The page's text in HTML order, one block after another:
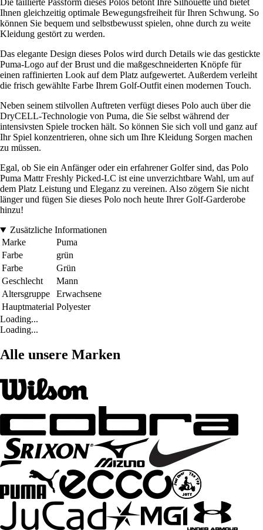
Die taillierte Passform dieses Polos betont Ihre Silhouette und bietet
Ihnen gleichzeitig optimale Bewegungsfreiheit für Ihren Schwung. So
können Sie bequem und selbstbewusst spielen, ohne durch zu weite
Kleidung gestört zu werden.
Das elegante Design dieses Polos wird durch Details wie das gestickte
Puma-Logo auf der Brust und die maßgeschneiderten Knöpfe für
einen raffinierten Look auf dem Platz aufgewertet. Außerdem verleiht
die frisch gewählte Farbe Ihrem Golf-Outfit einen modernen Touch.
Neben seinem stilvollen Auftreten verfügt dieses Polo auch über die
DryCELL-Technologie von Puma, die Sie selbst während der
intensivsten Spiele trocken hält. So können Sie sich voll und ganz auf
Ihr Spiel konzentrieren, ohne sich um Ihre Kleidung Sorgen machen
zu müssen.
Egal, ob Sie ein Anfänger oder ein erfahrener Golfer sind, das Polo
Puma Mattr Freshly Picked-LC ist eine unverzichtbare Wahl, um auf
dem Platz Leistung und Eleganz zu vereinen. Also zögern Sie nicht
länger und fügen Sie dieses Polo noch heute Ihrer Golf-Garderobe
hinzu!
Zusätzliche Informationen
Marke
Puma
Farbe
grün
Farbe
Grün
Geschlecht
Mann
Altersgruppe
Erwachsene
Hauptmaterial Polyester
Loading...
Loading...
Alle unsere Marken